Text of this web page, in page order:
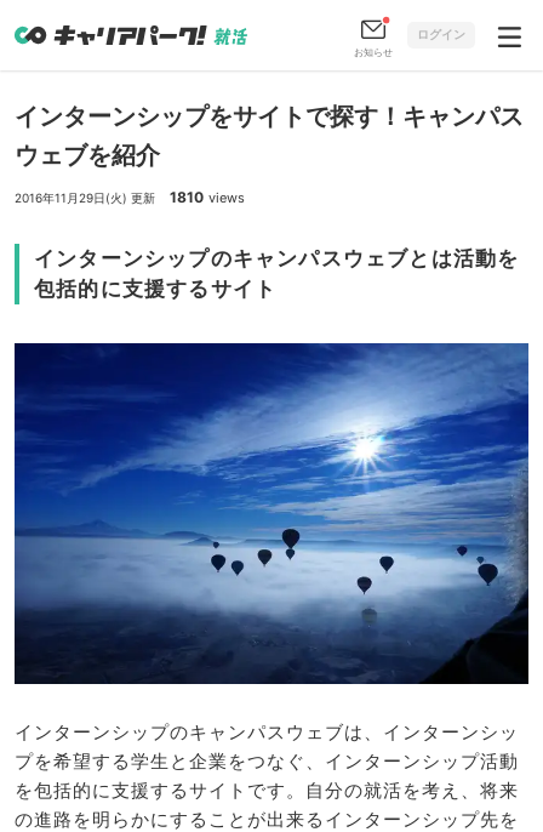
お知らせ
ログイン
インターンシップをサイトで探す！キャンパス
ウェブを紹介
2016年11月29日(火) 更新 1810 views
インターンシップのキャンパスウェブとは活動を
包括的に支援するサイト
インターンシップのキャンパスウェブは、インターンシッ
プを希望する学生と企業をつなぐ、インターンシップ活動
を包括的に支援するサイトです。自分の就活を考え、将来
の進路を明らかにすることが出来るインターンシップ先を